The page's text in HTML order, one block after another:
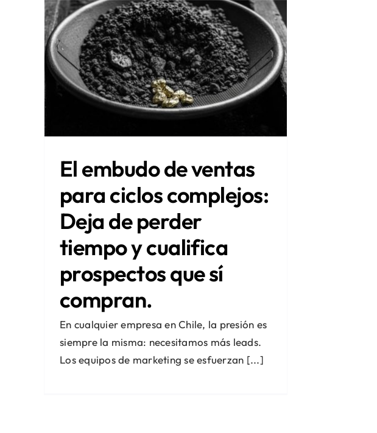
El embudo de ventas
para ciclos complejos:
Deja de perder
tiempo y cualifica
prospectos que sí
compran.
En cualquier empresa en Chile, la presión es
siempre la misma: necesitamos más leads.
Los equipos de marketing se esfuerzan [...]